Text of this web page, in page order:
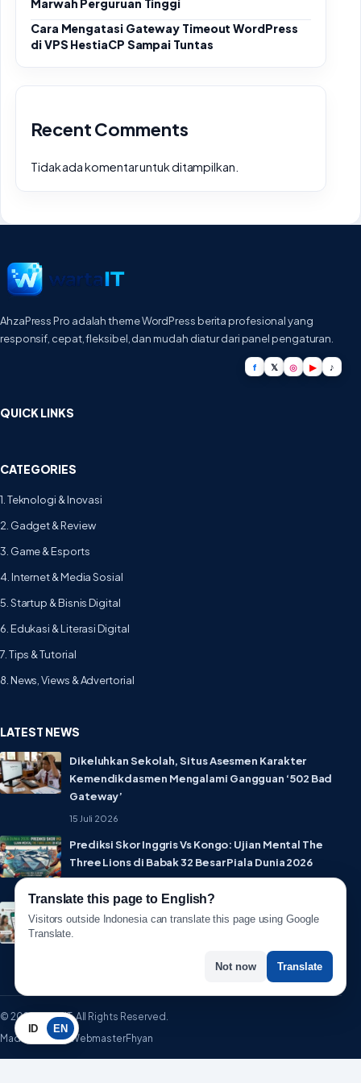
Marwah Perguruan Tinggi
Cara Mengatasi Gateway Timeout WordPress
di VPS HestiaCP Sampai Tuntas
Recent Comments
Tidak ada komentar untuk ditampilkan.
AhzaPress Pro adalah theme WordPress berita profesional yang
responsif, cepat, fleksibel, dan mudah diatur dari panel pengaturan.
f 𝕏 ◎ ▶ ♪
QUICK LINKS
CATEGORIES
1. Teknologi & Inovasi
2. Gadget & Review
3. Game & Esports
4. Internet & Media Sosial
5. Startup & Bisnis Digital
6. Edukasi & Literasi Digital
7. Tips & Tutorial
8. News, Views & Advertorial
LATEST NEWS
Dikeluhkan Sekolah, Situs Asesmen Karakter
Kemendikdasmen Mengalami Gangguan ‘502 Bad
Gateway’
15 Juli 2026
Prediksi Skor Inggris Vs Kongo: Ujian Mental The
Three Lions di Babak 32 Besar Piala Dunia 2026
Tak Perlu Lagi Sebar Nomor HP
© 2026 WartaIT. All Rights Reserved.
Made with ♥ by WebmasterFhyan
ID EN
Translate this page to English?
Visitors outside Indonesia can translate this page using Google
Translate.
Not now Translate